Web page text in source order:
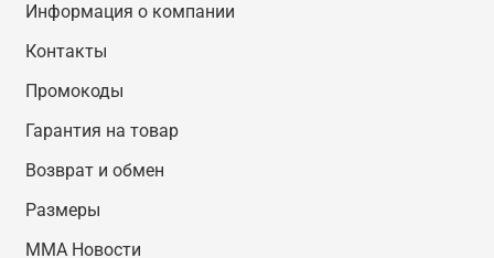
Информация о компании
Контакты
Промокоды
Гарантия на товар
Возврат и обмен
Размеры
MMA Новости